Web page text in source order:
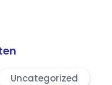
Uncategorized